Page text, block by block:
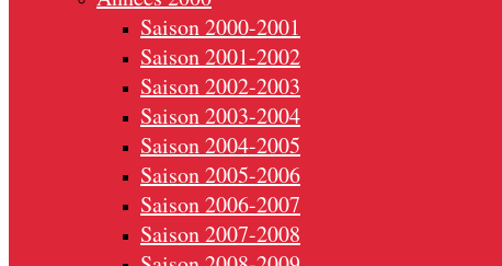
Saison 2000-2001
Saison 2001-2002
Saison 2002-2003
Saison 2003-2004
Saison 2004-2005
Saison 2005-2006
Saison 2006-2007
Saison 2007-2008